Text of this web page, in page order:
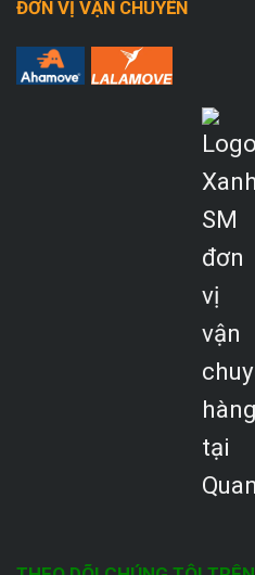
ĐƠN VỊ VẬN CHUYỂN